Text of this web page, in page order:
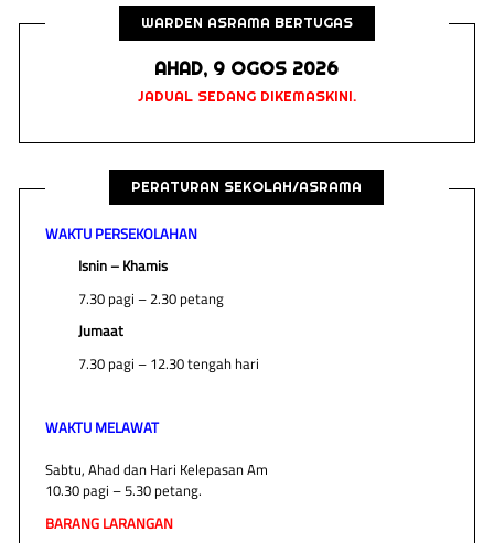
WARDEN ASRAMA BERTUGAS
AHAD, 9 OGOS 2026
JADUAL SEDANG DIKEMASKINI.
PERATURAN SEKOLAH/ASRAMA
WAKTU PERSEKOLAHAN
Isnin – Khamis
7.30 pagi – 2.30 petang
Jumaat
7.30 pagi – 12.30 tengah hari
WAKTU MELAWAT
Sabtu, Ahad dan Hari Kelepasan Am
10.30 pagi – 5.30 petang.
BARANG LARANGAN